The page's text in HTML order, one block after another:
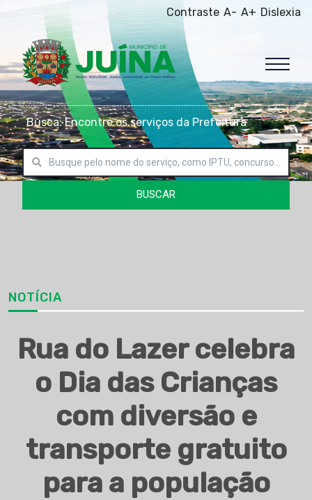
Contraste A- A+ Dislexia
Busca: Encontre os serviços da Prefeitura
BUSCAR
NOTÍCIA
Rua do Lazer celebra
o Dia das Crianças
com diversão e
transporte gratuito
para a população